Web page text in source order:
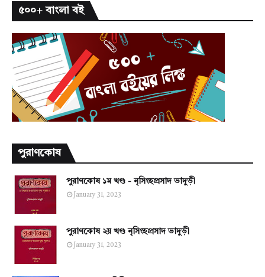
৫০০+ বাংলা বই
পুরাণকোষ
পুরাণকোষ ১ম খণ্ড - নৃসিংহপ্রসাদ ভাদুড়ী
January 31, 2023
পুরাণকোষ ২য় খণ্ড নৃসিংহপ্রসাদ ভাদুড়ী
January 31, 2023